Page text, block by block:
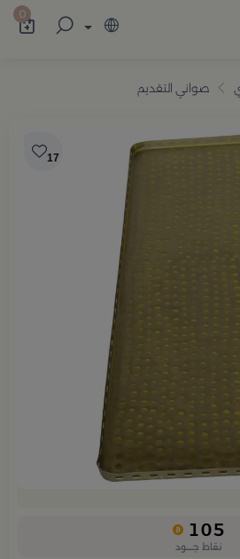
تضم ترامس القهوة 0
صواني التقديم
17
105
نقاط جــــود